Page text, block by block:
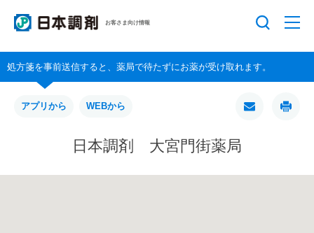
お客さま向け情報
処方箋を事前送信すると、薬局で待たずにお薬が受け取れます。
アプリから WEBから
日本調剤 大宮門街薬局